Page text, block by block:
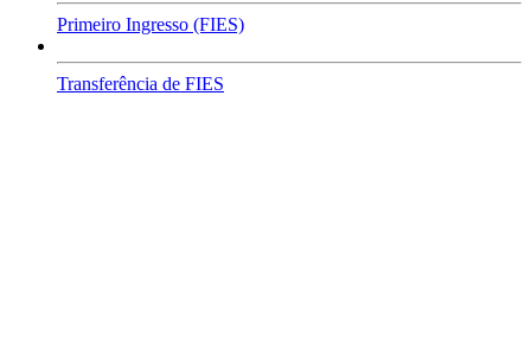
Primeiro Ingresso (FIES)
Transferência de FIES